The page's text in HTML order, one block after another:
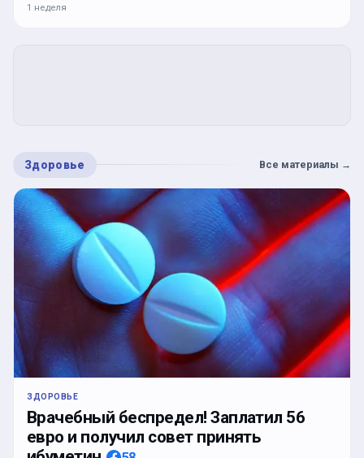
1 неделя
Здоровье Все материалы →
ЗДОРОВЬЕ
Врачебный беспредел! Заплатил 56
евро и получил совет принять